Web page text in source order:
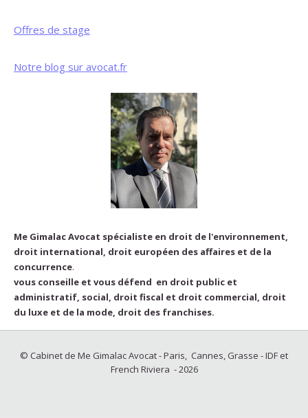
Offres de stage
Notre blog sur avocat.fr
Me Gimalac Avocat spécialiste en droit de l'environnement,
droit international, droit européen des affaires et de la
concurrence.
vous conseille et vous défend en droit public et
administratif, social, droit fiscal et droit commercial, droit
du luxe et de la mode, droit des franchises.
© Cabinet de Me Gimalac Avocat - Paris, Cannes, Grasse - IDF et
French Riviera - 2026